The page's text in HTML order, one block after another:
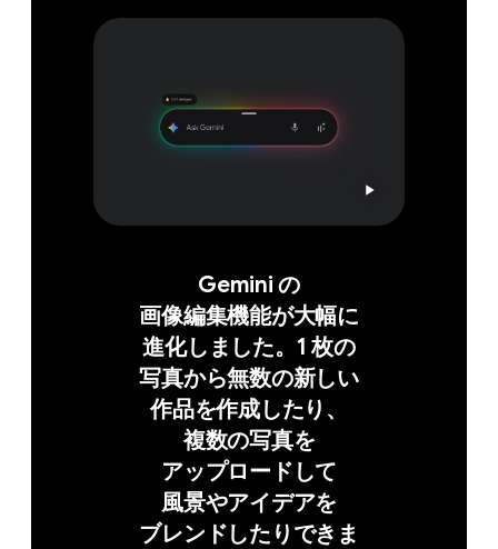
Gemini の​
画像編集機能が​大幅に​
進化しました。​1 枚の​
写真から​無数の​新しい​
作品を​作成したり、​
複数の​写真を​
アップロードして​
風景や​アイデアを​
ブレンドしたりできま